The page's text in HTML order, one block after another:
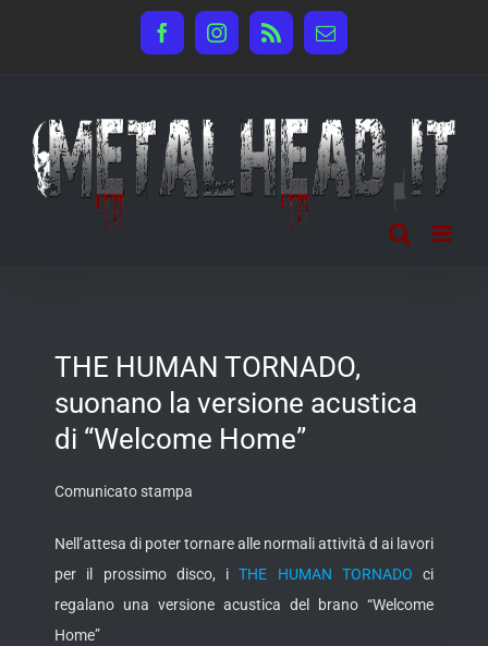
FacebookInstagram
Rss Email
THE HUMAN TORNADO,
suonano la versione acustica
di “Welcome Home”
Comunicato stampa
Nell’attesa di poter tornare alle normali attività d ai lavori
per il prossimo disco, iTHE HUMAN TORNADO ci
regalano una versione acustica del brano “Welcome
Home”